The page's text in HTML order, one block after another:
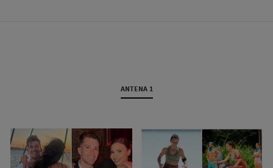
ANTENA 1